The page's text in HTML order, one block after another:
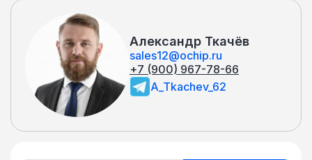
протоколы: UDP, TCP, HTTP, SNMPv2c,
ICMP, DNS, SNTP Удобный Web-
интерфейс Встроенный датчик
температуры
Александр Ткачёв
sales12@ochip.ru
+7 (900) 967-78-66
A_Tkachev_62